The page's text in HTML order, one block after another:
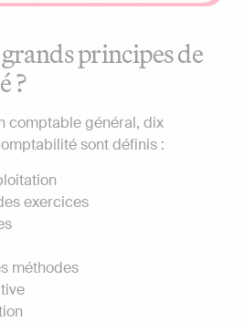
principes de
?
comptable général, dix
sont définis :
exercices
méthodes